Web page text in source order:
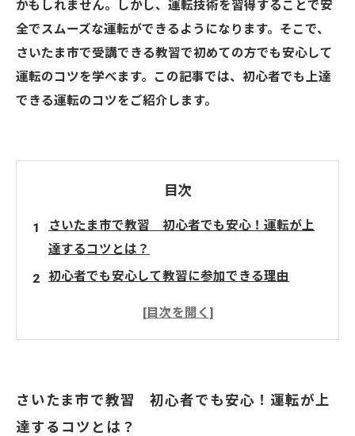
かもしれません。しかし、運転技術を習得することで安
全でスムーズな運転ができるようになります。そこで、
さいたま市で受講できる教習で初めての方でも安心して
運転のコツを学べます。この記事では、初心者でも上達
できる運転のコツをご紹介します。
目次
さいたま市で教習 初心者でも安心！運転が上
達するコツとは？
初心者でも安心して教習に参加できる理由
運転が上達するコツ
さいたま市で教習 初心者でも安心！運転が上
達するコツとは？